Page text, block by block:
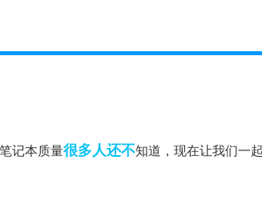
记本质量很多人还不知道，现在让我们一